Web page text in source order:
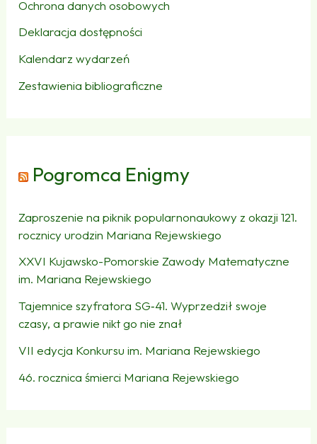
Ochrona danych osobowych
Deklaracja dostępności
Kalendarz wydarzeń
Zestawienia bibliograficzne
Pogromca Enigmy
Zaproszenie na piknik popularnonaukowy z okazji 121.
rocznicy urodzin Mariana Rejewskiego
XXVI Kujawsko-Pomorskie Zawody Matematyczne
im. Mariana Rejewskiego
Tajemnice szyfratora SG‑41. Wyprzedził swoje
czasy, a prawie nikt go nie znał
VII edycja Konkursu im. Mariana Rejewskiego
46. rocznica śmierci Mariana Rejewskiego